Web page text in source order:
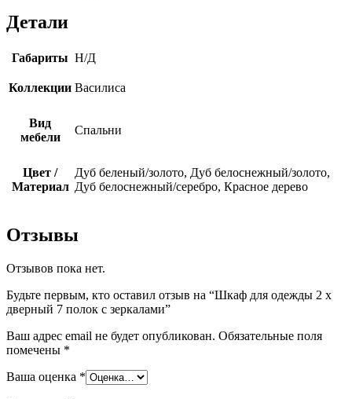
дверный
7Детали
Габариты Н/Д
Коллекции Василиса
Вид
мебели
Спальни
Цвет /
Материал
Дуб беленый/золото, Дуб белоснежный/золото,
Дуб белоснежный/серебро, Красное дерево
Отзывы
Отзывов пока нет.
Будьте первым, кто оставил отзыв на “Шкаф для одежды 2 х
дверный 7 полок с зеркалами”
Ваш адрес email не будет опубликован. Обязательные поля
помечены *
Ваша оценка *